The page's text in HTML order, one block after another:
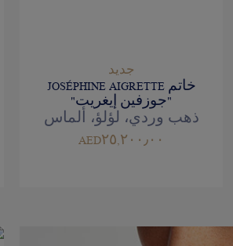
جديد
خاتم JOSÉPHINE AIGRETTE
"جوزفين إيغريت"
ذهب وردي، لؤلؤ، ألماس
AED٢٥,٢٠٠٫٠٠